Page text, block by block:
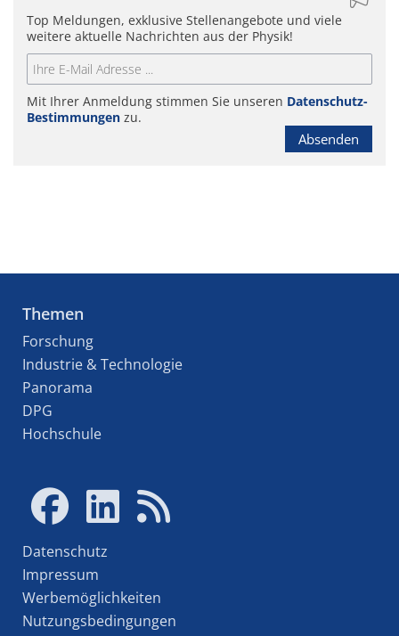
Top Meldungen, exklusive Stellenangebote und viele
weitere aktuelle Nachrichten aus der Physik!
Mit Ihrer Anmeldung stimmen Sie unseren Datenschutz-
Bestimmungen zu.
Absenden
Themen
Forschung
Industrie & Technologie
Panorama
DPG
Hochschule
Datenschutz
Impressum
Werbemöglichkeiten
Nutzungsbedingungen